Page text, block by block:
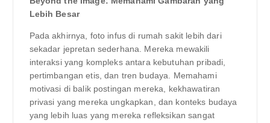
Lebih Besar
Pada akhirnya, foto infus di rumah sakit lebih dari
sekadar jepretan sederhana. Mereka mewakili
interaksi yang kompleks antara kebutuhan pribadi,
pertimbangan etis, dan tren budaya. Memahami
motivasi di balik postingan mereka, kekhawatiran
privasi yang mereka ungkapkan, dan konteks budaya
yang lebih luas yang mereka refleksikan sangat